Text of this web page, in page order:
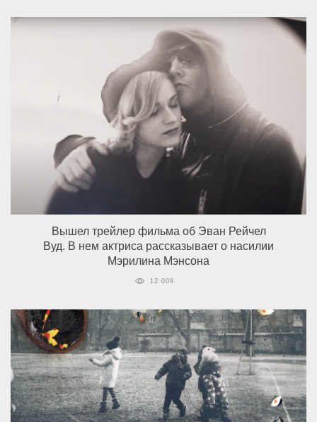
Вышел трейлер фильма об Эван Рейчел
Вуд. В нем актриса рассказывает о насилии
Мэрилина Мэнсона
12 009